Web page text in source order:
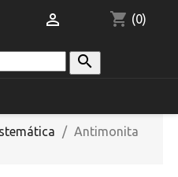
shopping_cart (0)


Antimonita